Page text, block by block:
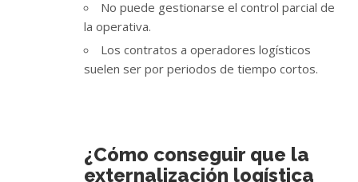
No puede gestionarse el control parcial de
la operativa.
Los contratos a operadores logísticos
suelen ser por periodos de tiempo cortos.
¿Cómo conseguir que la
externalización logística